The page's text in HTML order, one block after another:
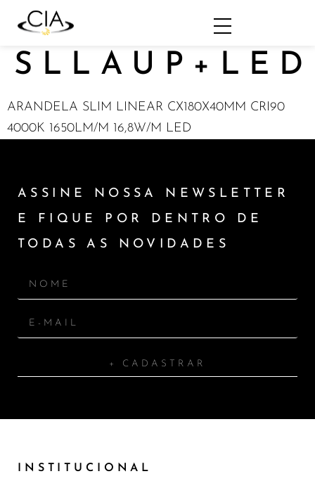
ARANDELA SLIM LINEAR CX180X40MM CRI90
4000K 1650LM/M 16,8W/M LED
ASSINE NOSSA NEWSLETTER
E FIQUE POR DENTRO DE
TODAS AS NOVIDADES
+ CADASTRAR
INSTITUCIONAL